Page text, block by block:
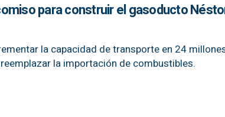
para construir el gasoducto
la capacidad de transporte en 24
la importación de combustibles.